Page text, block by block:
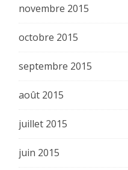
novembre 2015
octobre 2015
septembre 2015
août 2015
juillet 2015
juin 2015